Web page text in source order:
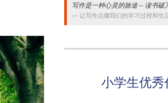
写作是一种心灵的旅途 -- 读书破
让写作点缀我们的学习过程和生
小学生优